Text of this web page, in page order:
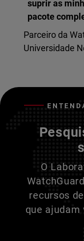
suprir as
pacote
Parceiro da
Universidade
O
recursos
que ajudam